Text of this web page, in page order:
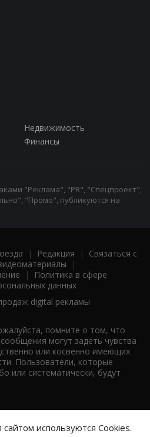
Недвижимость
Финансы
"Реклама", "PR", "Спецпроект",
"Промо", публикуются на
| Редакция | Связаться с
|
|
Политика в сфере
данных
digital рекламы
помните о том, что
могут задеть чувства
или косвенно имеющих
Пользователи, которые
или систематически, будут
используются Cookies.